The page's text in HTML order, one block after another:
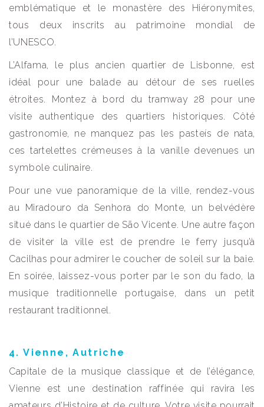
emblématique et le monastère des Hiéronymites,
tous deux inscrits au patrimoine mondial de
l’UNESCO.
L’Alfama, le plus ancien quartier de Lisbonne, est
idéal pour une balade au détour de ses ruelles
étroites. Montez à bord du tramway 28 pour une
visite authentique des quartiers historiques. Côté
gastronomie, ne manquez pas les pasteís de nata,
ces tartelettes crémeuses à la vanille devenues un
symbole culinaire.
Pour une vue panoramique de la ville, rendez-vous
au Miradouro da Senhora do Monte, un belvédère
situé dans le quartier de São Vicente. Une autre façon
de visiter la ville est de prendre le ferry jusqu’à
Cacilhas pour admirer le coucher de soleil sur la baie.
En soirée, laissez-vous porter par le son du fado, la
musique traditionnelle portugaise, dans un petit
restaurant traditionnel.
4. Vienne, Autriche
Capitale de la musique classique et de l’élégance,
Vienne est une destination raffinée qui ravira les